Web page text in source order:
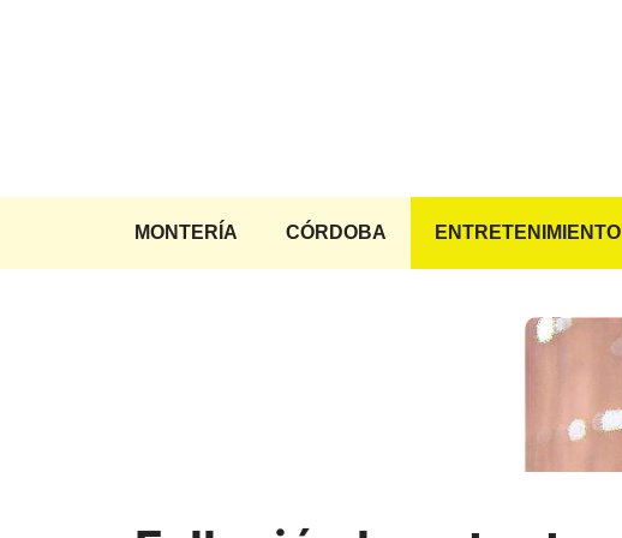
MONTERÍA CÓRDOBA ENTRETENIMIENTO